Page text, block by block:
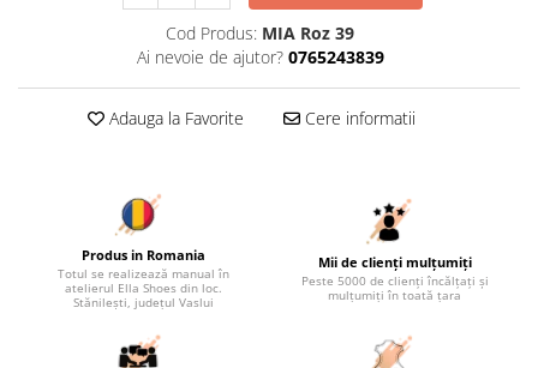
Cod Produs: MIA Roz 39
Ai nevoie de ajutor? 0765243839
Adauga la Favorite Cere informatii
Produs in Romania
Totul se realizează manual în
atelierul Ella Shoes din loc.
Stănilești, județul Vaslui
Mii de clienți mulțumiți
Peste 5000 de clienți încălțați și
mulțumiți în toată țara